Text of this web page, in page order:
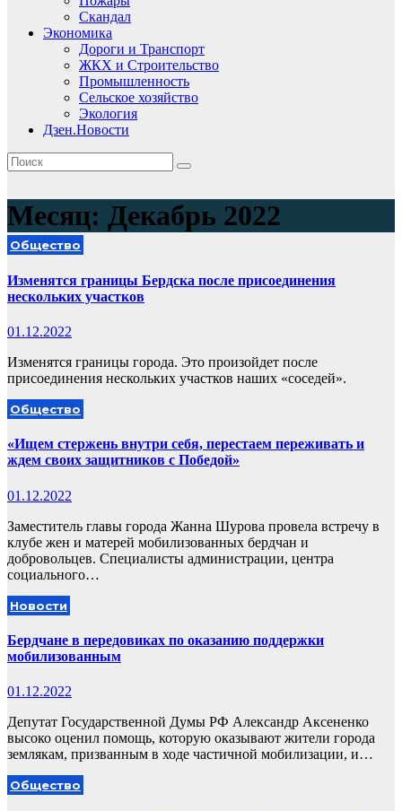
Скандал
Экономика
Дороги и Транспорт
ЖКХ и Строительство
Промышленность
Сельское хозяйство
Экология
Дзен.Новости
Месяц: Декабрь 2022
Общество
Изменятся границы Бердска после присоединения
нескольких участков
01.12.2022
Изменятся границы города. Это произойдет после
присоединения нескольких участков наших «соседей».
Общество
«Ищем стержень внутри себя, перестаем переживать и
ждем своих защитников с Победой»
01.12.2022
Заместитель главы города Жанна Шурова провела встречу в
клубе жен и матерей мобилизованных бердчан и
добровольцев. Специалисты администрации, центра
социального…
Новости
Бердчане в передовиках по оказанию поддержки
мобилизованным
01.12.2022
Депутат Государственной Думы РФ Александр Аксененко
высоко оценил помощь, которую оказывают жители города
землякам, призванным в ходе частичной мобилизации, и…
Общество